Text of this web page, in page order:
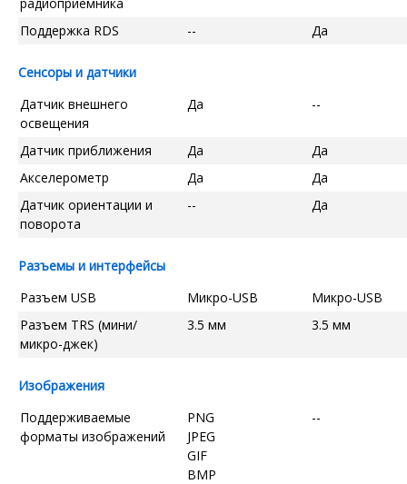
Поддержка RDS
-- Да
Сенсоры и датчики
Датчик внешнего
освещения
Да --
Датчик приближения Да
Да
Акселерометр
Да
Да
Датчик ориентации и
поворота
-- Да
Разъемы и интерфейсы
Разъем USB
Микро-USB
Микро-USB
Разъем TRS (мини/
микро-джек)
3.5 мм 3.5 мм
Изображения
Поддерживаемые
форматы изображений
PNG
JPEG
GIF
BMP
--